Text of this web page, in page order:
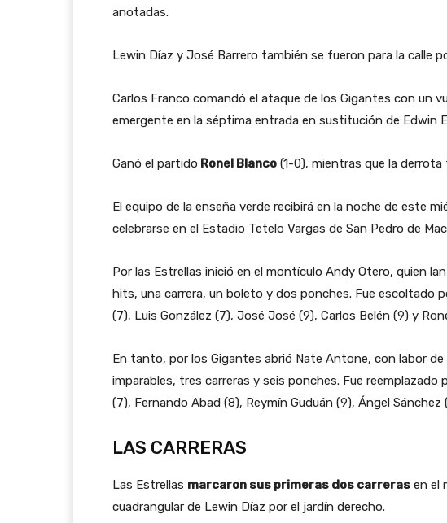
anotadas.
Lewin Díaz y José Barrero también se fueron para la calle
Carlos Franco comandó el ataque de los Gigantes con un
emergente en la séptima entrada en sustitución de Edwin
Ganó el partido Ronel Blanco (1-0), mientras que la derrota
El equipo de la enseña verde recibirá en la noche de este
celebrarse en el Estadio Tetelo Vargas de San Pedro de
Por las Estrellas inició en el montículo Andy Otero, quien
hits, una carrera, un boleto y dos ponches. Fue escoltado
(7), Luis González (7), José José (9), Carlos Belén (9) y
En tanto, por los Gigantes abrió Nate Antone, con labor
imparables, tres carreras y seis ponches. Fue
(7), Fernando Abad (8), Reymín Guduán (9), Ángel Sánchez
LAS CARRERAS
Las Estrellas marcaron sus primeras dos carreras en el
cuadrangular de Lewin Díaz por el jardín derecho.